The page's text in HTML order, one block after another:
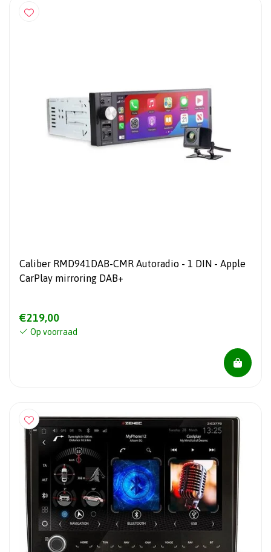
Caliber RMD941DAB-CMR Autoradio - 1 DIN - Apple
CarPlay mirroring DAB+
€219,00
Op voorraad